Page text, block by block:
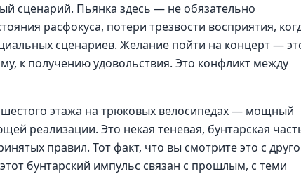
сценарий. Пьянка здесь — не обязательно
расфокуса, потери трезвости восприятия,
сценариев. Желание пойти на концерт —
к получению удовольствия. Это конфликт между
этажа на трюковых велосипедах — мощный
реализации. Это некая теневая, бунтарская
правил. Тот факт, что вы смотрите это с
бунтарский импульс связан с прошлым, с теми